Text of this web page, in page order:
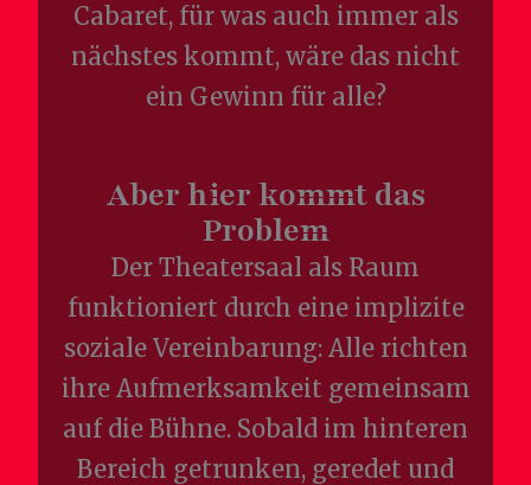
Cabaret, für was auch immer als
nächstes kommt, wäre das nicht
ein Gewinn für alle?
Aber hier kommt das
Problem
Der Theatersaal als Raum
funktioniert durch eine implizite
soziale Vereinbarung: Alle richten
ihre Aufmerksamkeit gemeinsam
auf die Bühne. Sobald im hinteren
Bereich getrunken, geredet und